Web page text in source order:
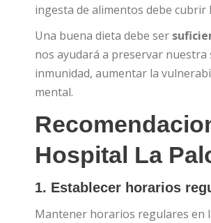
ingesta de alimentos debe cubrir
Una buena dieta debe ser
nos ayudará a preservar
inmunidad, aumentar la
mental.
Hospital La
1. Establecer horarios
Mantener horarios regulares en